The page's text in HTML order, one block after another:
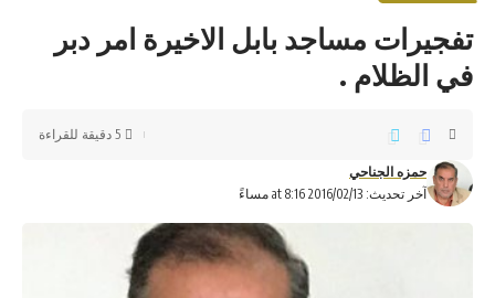
تفجيرات مساجد بابل الاخيرة امر دبر
في الظلام .
آخر تحديث: 2016/02/13 at 8:16 مساءً
حمزه الجناحي
5 دقيقة للقراءة